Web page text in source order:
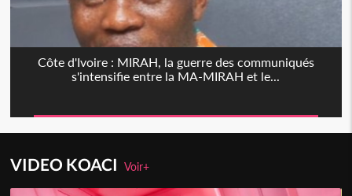
Côte d'Ivoire : MIRAH, la guerre des communiqués
s'intensifie entre la MA-MIRAH et le...
VIDEO KOACIVoir+